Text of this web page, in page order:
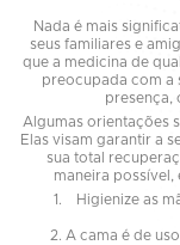
Nada é mais
seus familiares e
que a medicina de
preocupada com a
presença,
Algumas orientações
Elas visam garantir a
sua total
maneira possível,
Higienize as
A cama é de